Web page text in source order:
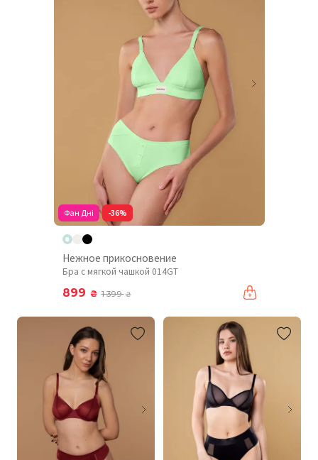
Фан Дні -36%
Нежное прикосновение
Бра с мягкой чашкой 014GT
899 ₴ 1 399₴